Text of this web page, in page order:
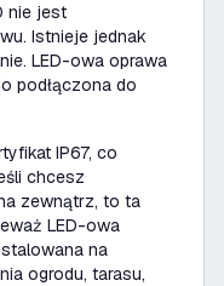
nie jest
Istnieje jednak
LED-owa oprawa
podłączona do
IP67, co
chcesz
zewnątrz, to ta
LED-owa
na
ogrodu, tarasu,